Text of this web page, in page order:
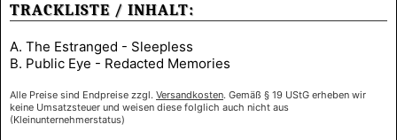
TRACKLISTE / INHALT:
A. The Estranged - Sleepless
B. Public Eye - Redacted Memories
Alle Preise sind Endpreise zzgl. Versandkosten. Gemäß § 19 UStG erheben wir
keine Umsatzsteuer und weisen diese folglich auch nicht aus
(Kleinunternehmerstatus)